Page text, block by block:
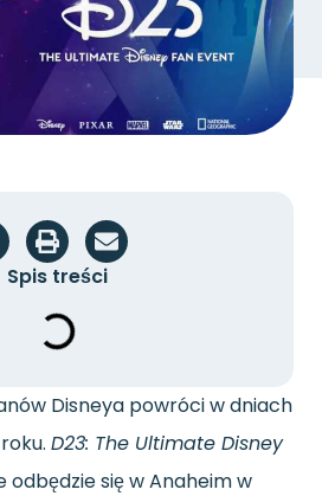
Spis treści
Disneya powróci w dniach
D23: The Ultimate Disney
odbędzie się w Anaheim w